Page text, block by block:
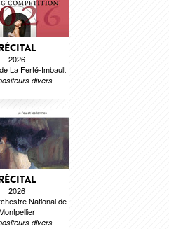
2026
La Ferté-Imbault
divers
2026
National de
divers